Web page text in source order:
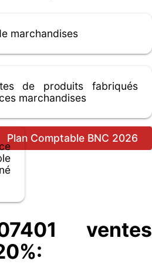
marchandises
de produits fabriqués
marchandises
Plan Comptable BNC 2026
ventes